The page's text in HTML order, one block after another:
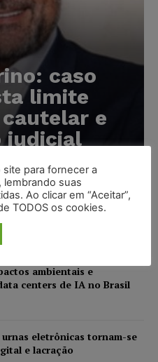
caso
limite
e
judicial
falsas em teste de
ambientais e
centers de IA no Brasil
eletrônicas tornam-se
e lacração
para fornecer a
lembrando suas
Ao clicar em “Aceitar”,
TODOS os cookies.